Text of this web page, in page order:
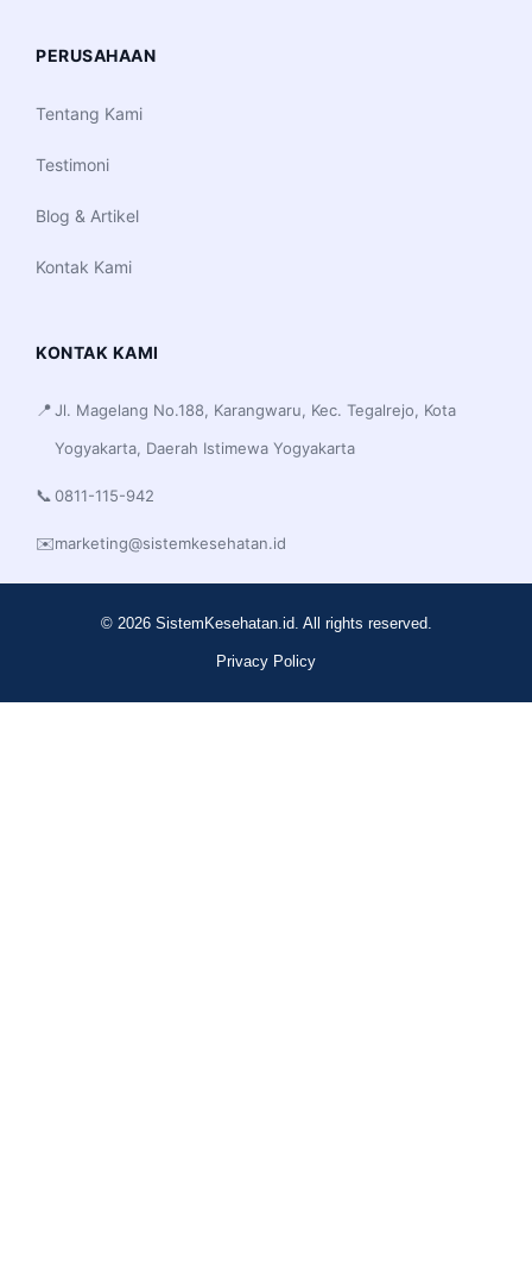
PERUSAHAAN
Tentang Kami
Testimoni
Blog & Artikel
Kontak Kami
KONTAK KAMI
📍Jl. Magelang No.188, Karangwaru, Kec. Tegalrejo, Kota
Yogyakarta, Daerah Istimewa Yogyakarta
📞0811-115-942
✉️marketing@sistemkesehatan.id
© 2026 SistemKesehatan.id. All rights reserved.
Privacy Policy